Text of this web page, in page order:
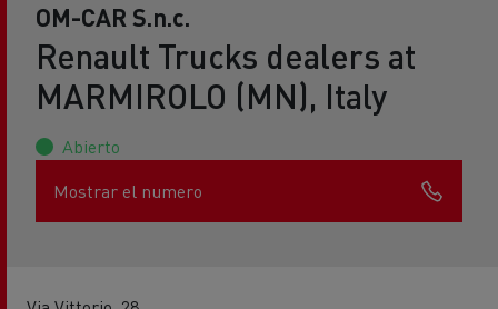
OM-CAR S.n.c.
Renault Trucks dealers at
MARMIROLO (MN), Italy
Abierto
Mostrar el numero